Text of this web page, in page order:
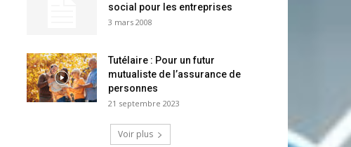
social pour les entreprises
3 mars 2008
Tutélaire : Pour un futur
mutualiste de l’assurance de
personnes
21 septembre 2023
Voir plus